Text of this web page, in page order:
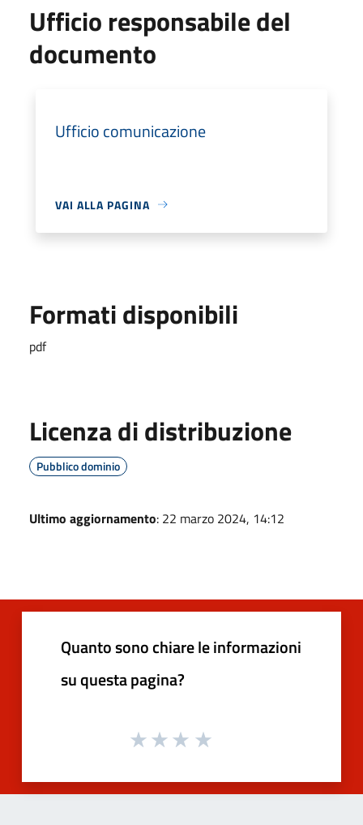
Ufficio responsabile del
documento
Ufficio comunicazione
VAI ALLA PAGINA
Formati disponibili
pdf
Licenza di distribuzione
Pubblico dominio
Ultimo aggiornamento: 22 marzo 2024, 14:12
Quanto sono chiare le informazioni
su questa pagina?